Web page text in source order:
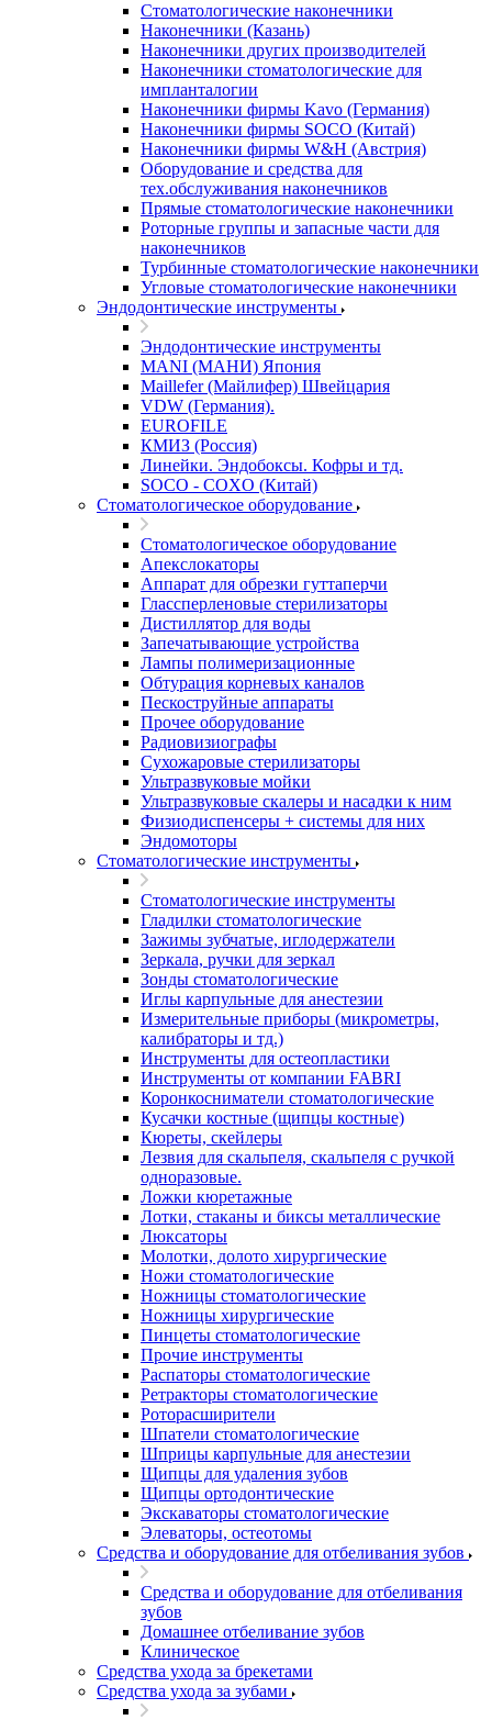
Стоматологические наконечники
Наконечники (Казань)
Наконечники других производителей
Наконечники стоматологические для
импланталогии
Наконечники фирмы Kavo (Германия)
Наконечники фирмы SOCO (Китай)
Наконечники фирмы W&H (Австрия)
Оборудование и средства для
тех.обслуживания наконечников
Прямые стоматологические наконечники
Роторные группы и запасные части для
наконечников
Турбинные стоматологические наконечники
Угловые стоматологические наконечники
Эндодонтические инструменты
Эндодонтические инструменты
MANI (МАНИ) Япония
Maillefer (Майлифер) Швейцария
VDW (Германия).
EUROFILE
КМИЗ (Россия)
Линейки. Эндобоксы. Кофры и тд.
SOCO - COXO (Китай)
Стоматологическое оборудование
Стоматологическое оборудование
Апекслокаторы
Аппарат для обрезки гуттаперчи
Глассперленовые стерилизаторы
Дистиллятор для воды
Запечатывающие устройства
Лампы полимеризационные
Обтурация корневых каналов
Пескоструйные аппараты
Прочее оборудование
Радиовизиографы
Сухожаровые стерилизаторы
Ультразвуковые мойки
Ультразвуковые скалеры и насадки к ним
Физиодиспенсеры + системы для них
Эндомоторы
Стоматологические инструменты
Стоматологические инструменты
Гладилки стоматологические
Зажимы зубчатые, иглодержатели
Зеркала, ручки для зеркал
Зонды стоматологические
Иглы карпульные для анестезии
Измерительные приборы (микрометры,
калибраторы и тд.)
Инструменты для остеопластики
Инструменты от компании FABRI
Коронкосниматели стоматологические
Кусачки костные (щипцы костные)
Кюреты, скейлеры
Лезвия для скальпеля, скальпеля с ручкой
одноразовые.
Ложки кюретажные
Лотки, стаканы и биксы металлические
Люксаторы
Молотки, долото хирургические
Ножи стоматологические
Ножницы стоматологические
Ножницы хирургические
Пинцеты стоматологические
Прочие инструменты
Распаторы стоматологические
Ретракторы стоматологические
Роторасширители
Шпатели стоматологические
Шприцы карпульные для анестезии
Щипцы для удаления зубов
Щипцы ортодонтические
Экскаваторы стоматологические
Элеваторы, остеотомы
Средства и оборудование для отбеливания зубов
Средства и оборудование для отбеливания
зубов
Домашнее отбеливание зубов
Клиническое
Средства ухода за брекетами
Средства ухода за зубами